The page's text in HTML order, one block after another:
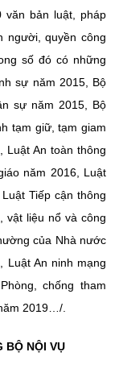
văn bản luật, pháp
người, quyền công
số đó có những
sự năm 2015, Bộ
sự năm 2015, Bộ
tạm giữ, tạm giam
Luật An toàn thông
năm 2016, Luật
Tiếp cận thông
vật liệu nổ và công
của Nhà nước
Luật An ninh mạng
chống tham
2019…/.
BỘ NỘI VỤ